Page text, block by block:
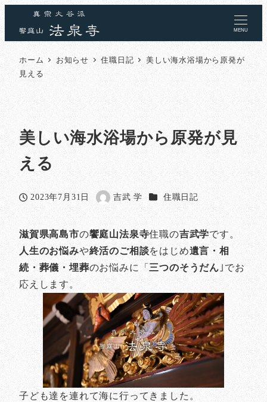
MENU
ホーム お知らせ 住職日記
美しい海水浴場から原発が
見える
美しい海水浴場から原発が見
える
投稿日
2023年7月31日
著
吉武 学 カテゴリー
住職日記
滋賀県高島市の饗庭山法泉寺住職の吉武学です。
人生のお悩みや終活のご相談をはじめ遺言・相
続・葬儀・埋葬のお悩みに「 三つのそうだん ｣でお
応えします。
子ども達を連れて海に行ってきました。